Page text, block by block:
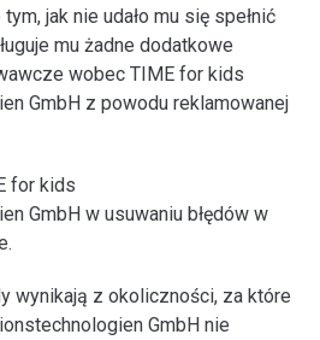
jak nie udało mu się spełnić
mu żadne dodatkowe
wobec TIME for kids
GmbH z powodu reklamowanej
for kids
GmbH w usuwaniu błędów w
wynikają z okoliczności, za które
GmbH nie